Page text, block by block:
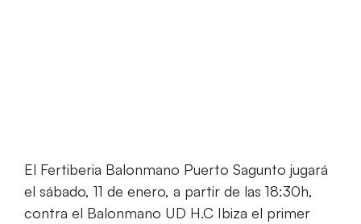
El Fertiberia Balonmano Puerto Sagunto jugará
el sábado, 11 de enero, a partir de las 18:30h,
contra el Balonmano UD H.C Ibiza el primer